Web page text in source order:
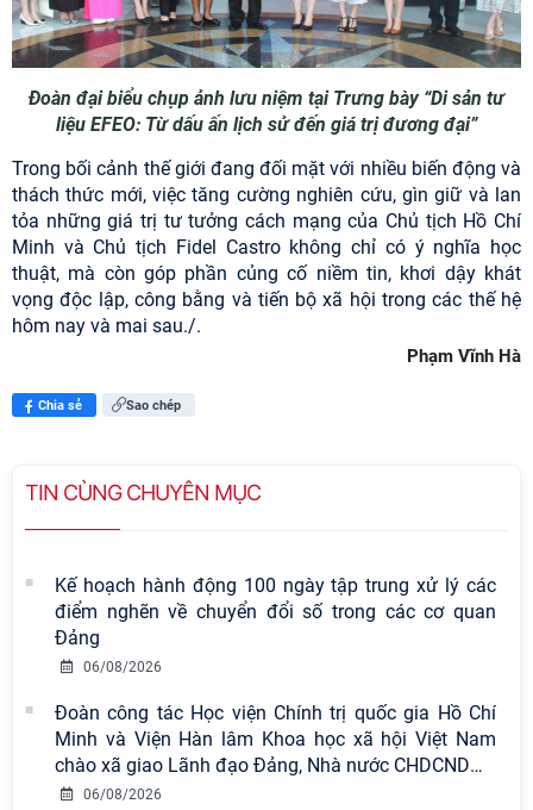
Đoàn đại biểu chụp ảnh lưu niệm tại Trưng bày “Di sản tư
liệu EFEO: Từ dấu ấn lịch sử đến giá trị đương đại”
Trong bối cảnh thế giới đang đối mặt với nhiều biến động và
thách thức mới, việc tăng cường nghiên cứu, gìn giữ và lan
tỏa những giá trị tư tưởng cách mạng của Chủ tịch Hồ Chí
Minh và Chủ tịch Fidel Castro không chỉ có ý nghĩa học
thuật, mà còn góp phần củng cố niềm tin, khơi dậy khát
vọng độc lập, công bằng và tiến bộ xã hội trong các thế hệ
hôm nay và mai sau./.
Phạm Vĩnh Hà
Chia sẻ Sao chép
TIN CÙNG CHUYÊN MỤC
Kế hoạch hành động 100 ngày tập trung xử lý các
điểm nghẽn về chuyển đổi số trong các cơ quan
Đảng
06/08/2026
Đoàn công tác Học viện Chính trị quốc gia Hồ Chí
Minh và Viện Hàn lâm Khoa học xã hội Việt Nam
chào xã giao Lãnh đạo Đảng, Nhà nước CHDCND…
06/08/2026